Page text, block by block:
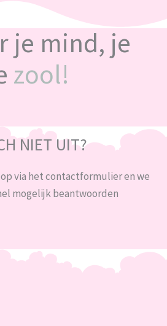
je mind, je
zool!
NIET UIT?
via het contactformulier en we
mogelijk beantwoorden